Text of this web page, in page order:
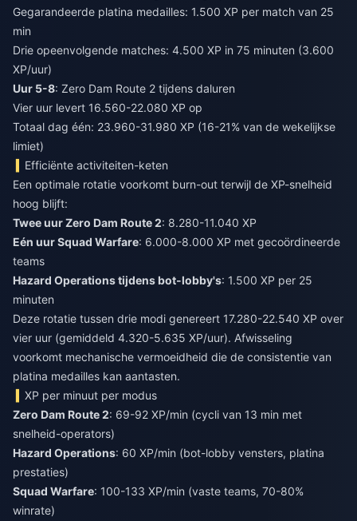
Gegarandeerde platina medailles: 1.500 XP per match van 25
min
Drie opeenvolgende matches: 4.500 XP in 75 minuten (3.600
XP/uur)
Uur 5-8: Zero Dam Route 2 tijdens daluren
Vier uur levert 16.560-22.080 XP op
Totaal dag één: 23.960-31.980 XP (16-21% van de wekelijkse
limiet)
Efficiënte activiteiten-keten
Een optimale rotatie voorkomt burn-out terwijl de XP-snelheid
hoog blijft:
Twee uur Zero Dam Route 2: 8.280-11.040 XP
Eén uur Squad Warfare: 6.000-8.000 XP met gecoördineerde
teams
Hazard Operations tijdens bot-lobby's: 1.500 XP per 25
minuten
Deze rotatie tussen drie modi genereert 17.280-22.540 XP over
vier uur (gemiddeld 4.320-5.635 XP/uur). Afwisseling
voorkomt mechanische vermoeidheid die de consistentie van
platina medailles kan aantasten.
XP per minuut per modus
Zero Dam Route 2: 69-92 XP/min (cycli van 13 min met
snelheid-operators)
Hazard Operations: 60 XP/min (bot-lobby vensters, platina
prestaties)
Squad Warfare: 100-133 XP/min (vaste teams, 70-80%
winrate)